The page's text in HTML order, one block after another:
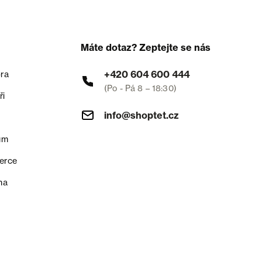
Máte dotaz? Zeptejte se nás
+420 604 600 444
(Po - Pá 8 – 18:30)
info@shoptet.cz